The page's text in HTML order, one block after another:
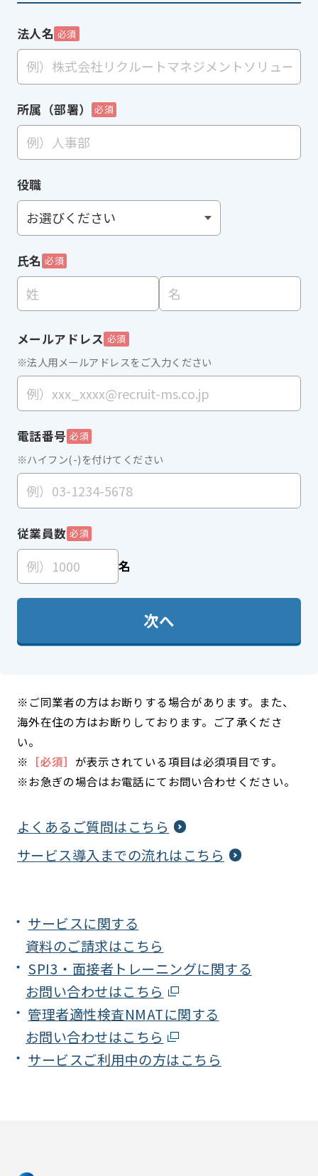
法人名 必須
所属（部署） 必須
役職
氏名 必須
メールアドレス 必須
※法人用メールアドレスをご入力ください
電話番号 必須
※ハイフン(-)を付けてください
従業員数 必須
名
次へ
※ご同業者の方はお断りする場合があります。また、
海外在住の方はお断りしております。ご了承くださ
い。
※ ［必須］ が表示されている項目は必須項目です。
※お急ぎの場合はお電話にてお問い合わせください。
よくあるご質問はこちら
サービス導入までの流れはこちら
サービスに関する
資料のご請求はこちら
SPI3・面接者トレーニングに関する
お問い合わせはこちら
管理者適性検査NMATに関する
お問い合わせはこちら
サービスご利用中の方はこちら